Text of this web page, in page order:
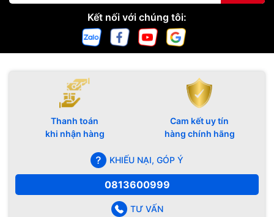
Kết nối với chúng tôi:
Thanh toán
khi nhận hàng
Cam kết uy tín
hàng chính hãng
KHIẾU NẠI, GÓP Ý
0813600999
TƯ VẤN